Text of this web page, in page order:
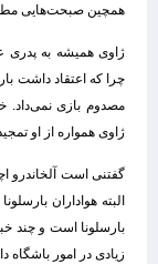
همچین صبحت‌هایی مطرح
ژاوی همیشه به پدری
چرا که اعتقاد داشت
مصدوم بازی نمی‌داد.
ژاوی همواره از او تمجید
گفتنی است آلخاندرو
البته هواداران
بارسلونا است و چند
زیادی در امور باشگاه